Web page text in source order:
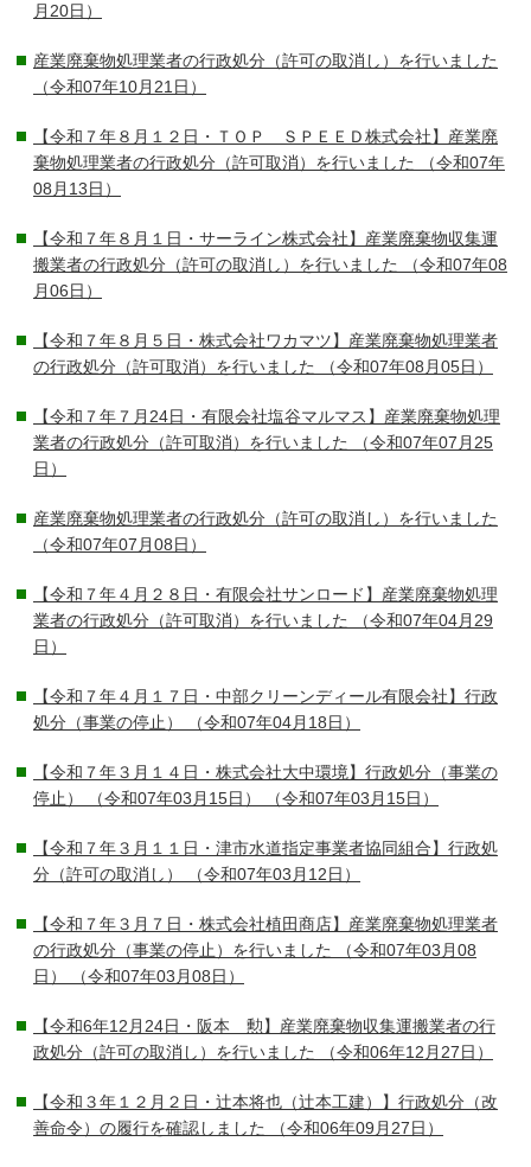
月20日）
産業廃棄物処理業者の行政処分（許可の取消し）を行いました
（令和07年10月21日）
【令和７年８月１２日・ＴＯＰ ＳＰＥＥＤ株式会社】産業廃
棄物処理業者の行政処分（許可取消）を行いました
（令和07年
08月13日）
【令和７年８月１日・サーライン株式会社】産業廃棄物収集運
搬業者の行政処分（許可の取消し）を行いました
（令和07年08
月06日）
【令和７年８月５日・株式会社ワカマツ】産業廃棄物処理業者
の行政処分（許可取消）を行いました
（令和07年08月05日）
【令和７年７月24日・有限会社塩谷マルマス】産業廃棄物処理
業者の行政処分（許可取消）を行いました
（令和07年07月25
日）
産業廃棄物処理業者の行政処分（許可の取消し）を行いました
（令和07年07月08日）
【令和７年４月２８日・有限会社サンロード】産業廃棄物処理
業者の行政処分（許可取消）を行いました
（令和07年04月29
日）
【令和７年４月１７日・中部クリーンディール有限会社】行政
処分（事業の停止）
（令和07年04月18日）
【令和７年３月１４日・株式会社大中環境】行政処分（事業の
停止） （令和07年03月15日）
（令和07年03月15日）
【令和７年３月１１日・津市水道指定事業者協同組合】行政処
分（許可の取消し）
（令和07年03月12日）
【令和７年３月７日・株式会社植田商店】産業廃棄物処理業者
の行政処分（事業の停止）を行いました （令和07年03月08
日）
（令和07年03月08日）
【令和6年12月24日・阪本 勲】産業廃棄物収集運搬業者の行
政処分（許可の取消し）を行いました
（令和06年12月27日）
【令和３年１２月２日・辻本将也（辻本工建）】行政処分（改
善命令）の履行を確認しました
（令和06年09月27日）